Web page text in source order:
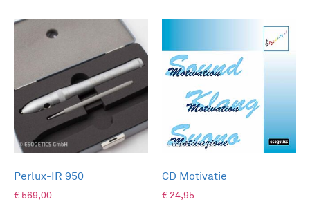
Perlux-IR 950
€ 569,00
CD Motivatie
€ 24,95